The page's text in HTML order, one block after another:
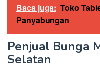
Baca juga: Toko
Panyabungan
Penjual Bunga
Selatan